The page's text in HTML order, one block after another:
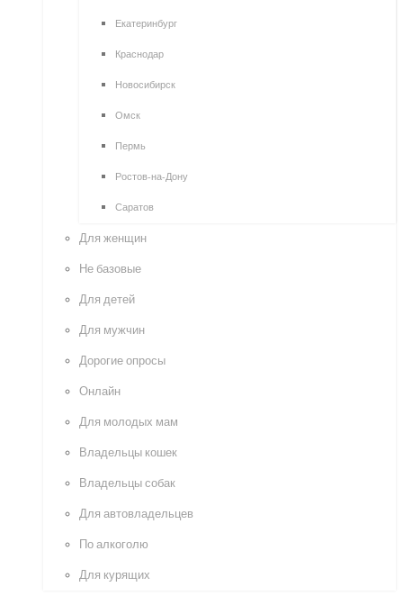
Екатеринбург
Краснодар
Новосибирск
Омск
Пермь
Ростов-на-Дону
Саратов
Для женщин
Не базовые
Для детей
Для мужчин
Дорогие опросы
Онлайн
Для молодых мам
Владельцы кошек
Владельцы собак
Для автовладельцев
По алкоголю
Для курящих